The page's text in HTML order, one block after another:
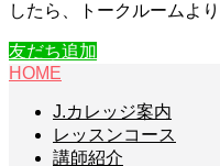
したら、トークルームよ
友だち追加
HOME
J.カレッジ案内
レッスンコース
講師紹介